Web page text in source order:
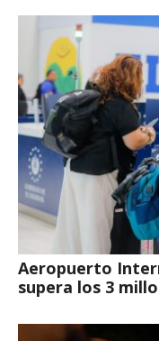
Aeropuerto
supera los 3